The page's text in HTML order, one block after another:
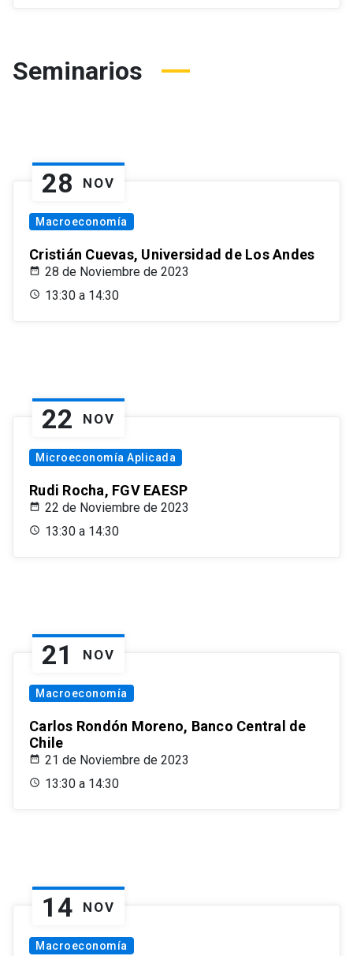
Seminarios
28 NOV
Macroeconomía
Cristián Cuevas, Universidad de Los Andes
28 de Noviembre de 2023
13:30 a 14:30
22 NOV
Microeconomía Aplicada
Rudi Rocha, FGV EAESP
22 de Noviembre de 2023
13:30 a 14:30
21 NOV
Macroeconomía
Carlos Rondón Moreno, Banco Central de
Chile
21 de Noviembre de 2023
13:30 a 14:30
14 NOV
Macroeconomía